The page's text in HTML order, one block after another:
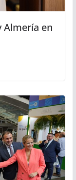
Almería en